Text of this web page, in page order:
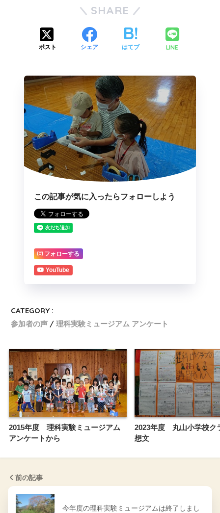
SHARE
ポスト シェア はてブ LINE
この記事が気に入ったらフォローしよう
フォローする
YouTube
CATEGORY :
参加者の声
理科実験ミュージアム アンケート
2015年度 理科実験ミュージアム
アンケートから
2023年度 丸山小学校
想文
前の記事
今年度の理科実験ミュージアムは終了しまし